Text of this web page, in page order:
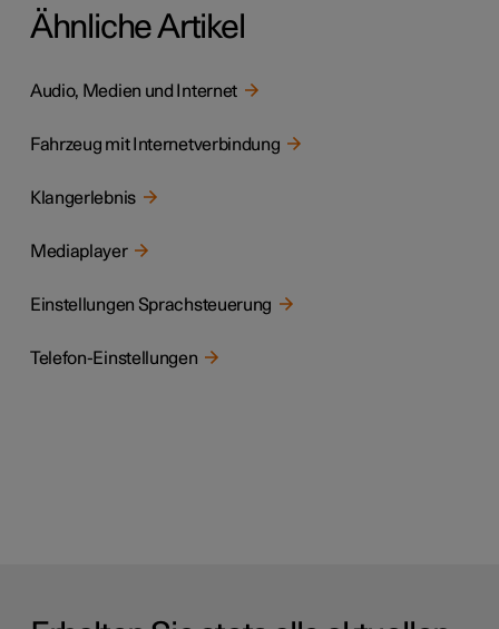
Ähnliche Artikel
Audio, Medien und Internet
Fahrzeug mit Internetverbindung
Klangerlebnis
Mediaplayer
Einstellungen Sprachsteuerung
Telefon-Einstellungen